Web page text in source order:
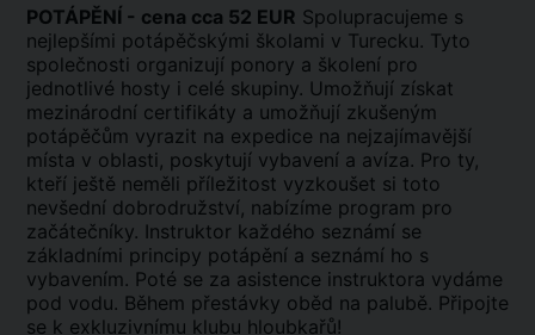
POTÁPĚNÍ - cena cca 52 EUR Spolupracujeme s
nejlepšími potápěčskými školami v Turecku. Tyto
společnosti organizují ponory a školení pro
jednotlivé hosty i celé skupiny. Umožňují získat
mezinárodní certifikáty a umožňují zkušeným
potápěčům vyrazit na expedice na nejzajímavější
místa v oblasti, poskytují vybavení a avíza. Pro ty,
kteří ještě neměli příležitost vyzkoušet si toto
nevšední dobrodružství, nabízíme program pro
začátečníky. Instruktor každého seznámí se
základními principy potápění a seznámí ho s
vybavením. Poté se za asistence instruktora vydáme
pod vodu. Během přestávky oběd na palubě. Připojte
se k exkluzivnímu klubu hloubkařů!